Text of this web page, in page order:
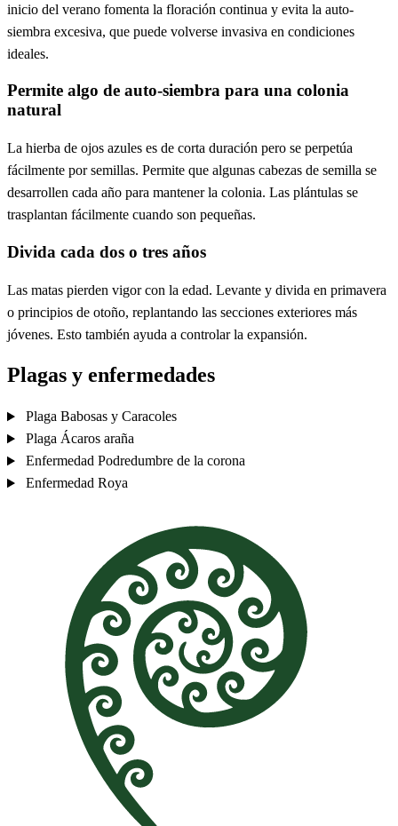
inicio del verano fomenta la floración continua y evita la auto-
siembra excesiva, que puede volverse invasiva en condiciones
ideales.
Permite algo de auto-siembra para una colonia
natural
La hierba de ojos azules es de corta duración pero se perpetúa
fácilmente por semillas. Permite que algunas cabezas de semilla se
desarrollen cada año para mantener la colonia. Las plántulas se
trasplantan fácilmente cuando son pequeñas.
Divida cada dos o tres años
Las matas pierden vigor con la edad. Levante y divida en primavera
o principios de otoño, replantando las secciones exteriores más
jóvenes. Esto también ayuda a controlar la expansión.
Plagas y enfermedades
Plaga Babosas y Caracoles
Plaga Ácaros araña
Enfermedad Podredumbre de la corona
Enfermedad Roya